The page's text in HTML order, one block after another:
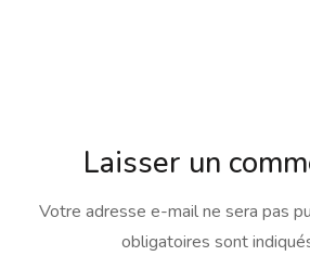
Laisser un
Votre adresse e-mail ne sera pas
obligatoires sont